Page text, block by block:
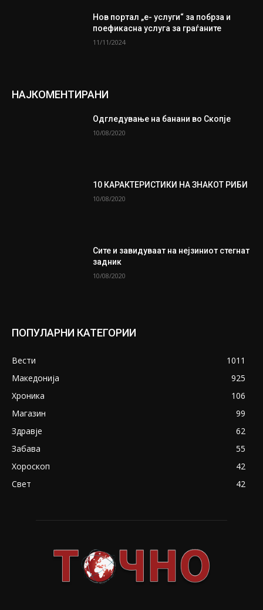
Нов портал „е- услуги“ за побрза и
поефикасна услуга за граѓаните
11/11/2024
НАЈКОМЕНТИРАНИ
Одгледување на банани во Скопје
10/08/2020
10 КАРАКТЕРИСТИКИ НА ЗНАКОТ РИБИ
10/08/2020
Сите и завидуваат на нејзиниот стегнат
задник
10/08/2020
ПОПУЛАРНИ КАТЕГОРИИ
Вести
1011
Македонија
925
Хроника
106
Магазин
99
Здравје
62
Забава
55
Хороскоп
42
Свет
42